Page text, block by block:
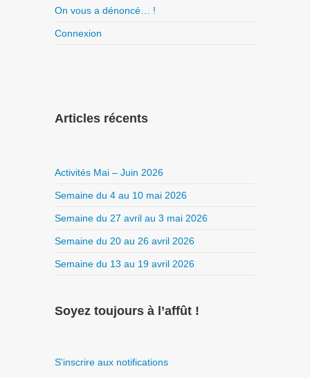
On vous a dénoncé… !
Connexion
Articles récents
Activités Mai – Juin 2026
Semaine du 4 au 10 mai 2026
Semaine du 27 avril au 3 mai 2026
Semaine du 20 au 26 avril 2026
Semaine du 13 au 19 avril 2026
Soyez toujours à l’affût !
S'inscrire aux notifications